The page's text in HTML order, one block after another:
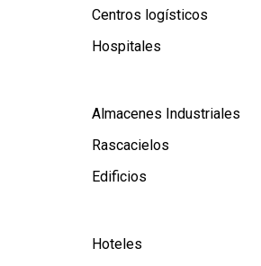
Centros logísticos
Hospitales
Almacenes Industriales
Rascacielos
Edificios
Hoteles